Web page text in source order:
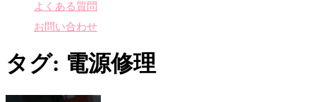
よくある質問
お問い合わせ
タグ: 電源修理